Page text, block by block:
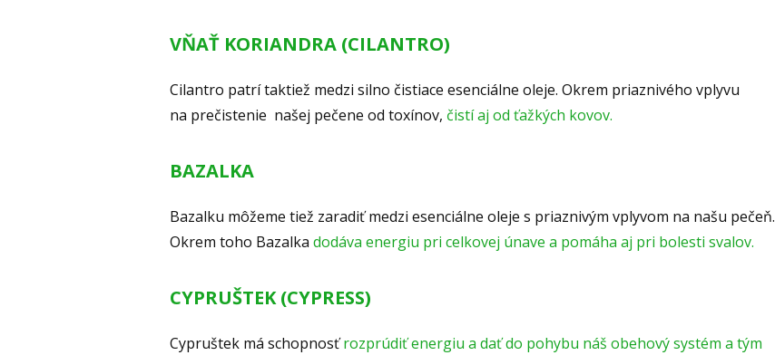
VŇAŤ KORIANDRA (CILANTRO)
Cilantro patrí taktiež medzi silno čistiace esenciálne oleje. Okrem priaznivého vplyvu
na prečistenie našej pečene od toxínov, čistí aj od ťažkých kovov.
BAZALKA
Bazalku môžeme tiež zaradiť medzi esenciálne oleje s priaznivým vplyvom na našu pečeň.
Okrem toho Bazalka dodáva energiu pri celkovej únave a pomáha aj pri bolesti svalov.
CYPRUŠTEK (CYPRESS)
Cypruštek má schopnosťrozprúdiť energiu a dať do pohybu náš obehový systém a tým